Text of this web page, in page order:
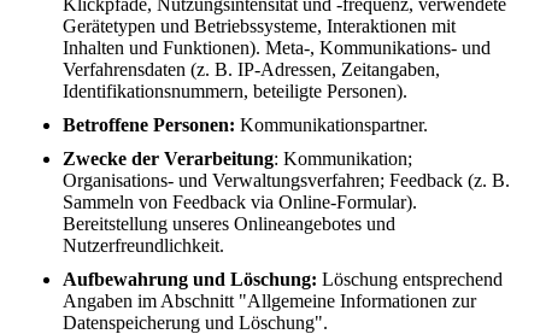
Klickpfade, Nutzungsintensität und -frequenz, verwendete
Gerätetypen und Betriebssysteme, Interaktionen mit
Inhalten und Funktionen). Meta-, Kommunikations- und
Verfahrensdaten (z. B. IP-Adressen, Zeitangaben,
Identifikationsnummern, beteiligte Personen).
Betroffene Personen:Kommunikationspartner.
Zwecke der Verarbeitung: Kommunikation;
Organisations- und Verwaltungsverfahren; Feedback (z. B.
Sammeln von Feedback via Online-Formular).
Bereitstellung unseres Onlineangebotes und
Nutzerfreundlichkeit.
Aufbewahrung und Löschung: Löschung entsprechend
Angaben im Abschnitt "Allgemeine Informationen zur
Datenspeicherung und Löschung".